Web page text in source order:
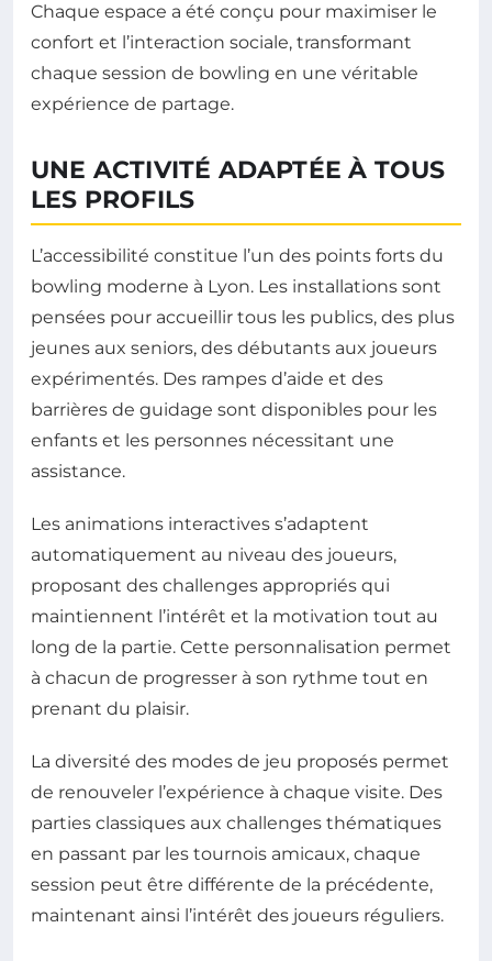
Chaque espace a été conçu pour maximiser le
confort et l’interaction sociale, transformant
chaque session de bowling en une véritable
expérience de partage.
UNE ACTIVITÉ ADAPTÉE À TOUS
LES PROFILS
L’accessibilité constitue l’un des points forts du
bowling moderne à Lyon. Les installations sont
pensées pour accueillir tous les publics, des plus
jeunes aux seniors, des débutants aux joueurs
expérimentés. Des rampes d’aide et des
barrières de guidage sont disponibles pour les
enfants et les personnes nécessitant une
assistance.
Les animations interactives s’adaptent
automatiquement au niveau des joueurs,
proposant des challenges appropriés qui
maintiennent l’intérêt et la motivation tout au
long de la partie. Cette personnalisation permet
à chacun de progresser à son rythme tout en
prenant du plaisir.
La diversité des modes de jeu proposés permet
de renouveler l’expérience à chaque visite. Des
parties classiques aux challenges thématiques
en passant par les tournois amicaux, chaque
session peut être différente de la précédente,
maintenant ainsi l’intérêt des joueurs réguliers.